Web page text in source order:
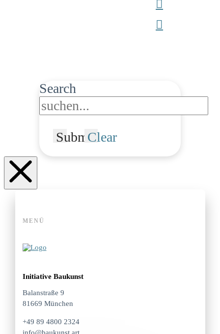
Search
SubmitClear
MENÜ
Initiative Baukunst
Balanstraße 9
81669 München
+49 89 4800 2324